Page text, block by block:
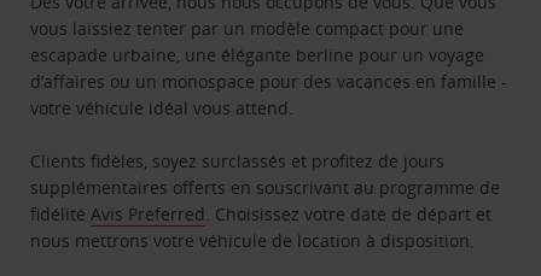
vous laissiez tenter par un modèle compact pour une
escapade urbaine, une élégante berline pour un voyage
d’affaires ou un monospace pour des vacances en famille -
votre véhicule idéal vous attend.
Clients fidèles, soyez surclassés et profitez de jours
supplémentaires offerts en souscrivant au programme de
fidélitéAvis Preferred. Choisissez votre date de départ et
nous mettrons votre véhicule de location à disposition.